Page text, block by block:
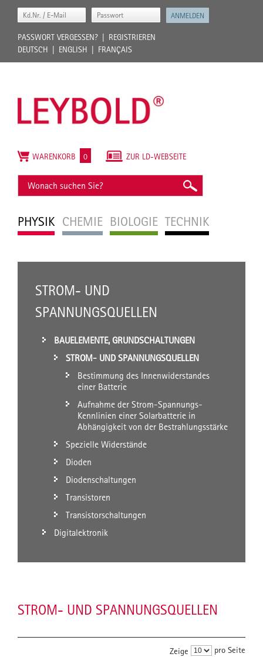
PASSWORT VERGESSEN?
REGISTRIEREN
DEUTSCH
ENGLISH FRANÇAIS
PHYSIK CHEMIE BIOLOGIE TECHNIK
ZUR LD-WEBSEITE
WARENKORB 0
STROM- UND
SPANNUNGSQUELLEN
BAUELEMENTE, GRUNDSCHALTUNGEN
STROM- UND SPANNUNGSQUELLEN
Bestimmung des Innenwiderstandes
einer Batterie
Aufnahme der Strom-Spannungs-
Kennlinien einer Solarbatterie in
Abhängigkeit von der Bestrahlungsstärke
Spezielle Widerstände
Dioden
Diodenschaltungen
Transistoren
Transistorschaltungen
Digitalektronik
STROM- UND SPANNUNGSQUELLEN
Zeige pro Seite